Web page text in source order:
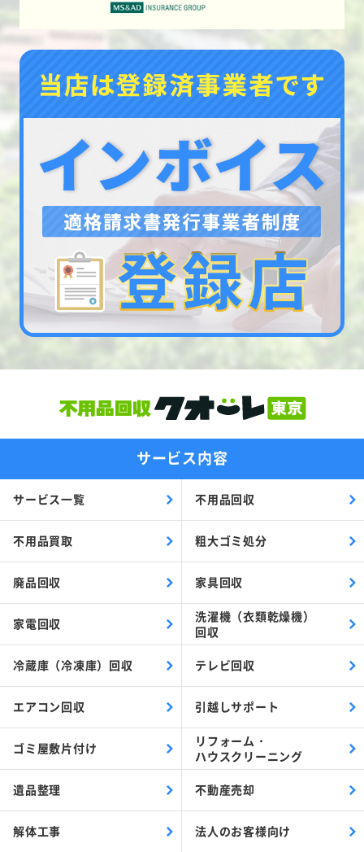
サービス内容
サービス一覧 不用品回収
不用品買取 粗大ゴミ処分
廃品回収 家具回収
家電回収
洗濯機（衣類乾燥機）
回収
冷蔵庫（冷凍庫）回収 テレビ回収
エアコン回収 引越しサポート
ゴミ屋敷片付け
リフォーム・
ハウスクリーニング
遺品整理 不動産売却
解体工事 法人のお客様向け